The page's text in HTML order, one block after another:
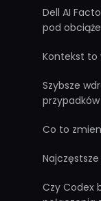
Dell AI
pod
Kontekst to
Szybsze
Co to
Czy Codex